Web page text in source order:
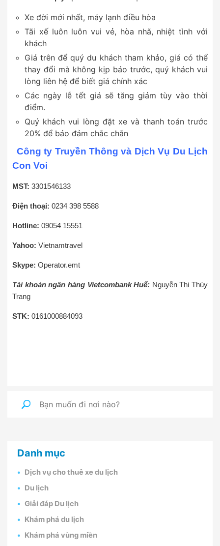
Xe đời mới nhất, máy lạnh điều hòa
Tãi xế luôn luôn vui vẻ, hòa nhã, nhiệt tình với
khách
Giá trên để quý du khách tham khảo, giá có thể
thay đổi mà không kịp báo trước, quý khách vui
lòng liên hệ để biết giá chính xác
Các ngày lễ tết giá sẽ tăng giảm tùy vào thời
điểm.
Quý khách vui lòng đặt xe và thanh toán trước
20% để bảo đảm chắc chắn
Công ty Truyền Thông và Dịch Vụ Du Lịch
Con Voi
MST: 3301546133
Điện thoại: 0234 398 5588
Hotline: 09054 15551
Yahoo: Vietnamtravel
Skype: Operator.emt
Tài khoản ngân hàng Vietcombank Huế: Nguyễn Thị Thùy
Trang
STK: 0161000884093
Danh mục
Dịch vụ cho thuê xe du lịch
Du lịch
Giải đáp Du lịch
Khám phá du lịch
Khám phá vùng miền